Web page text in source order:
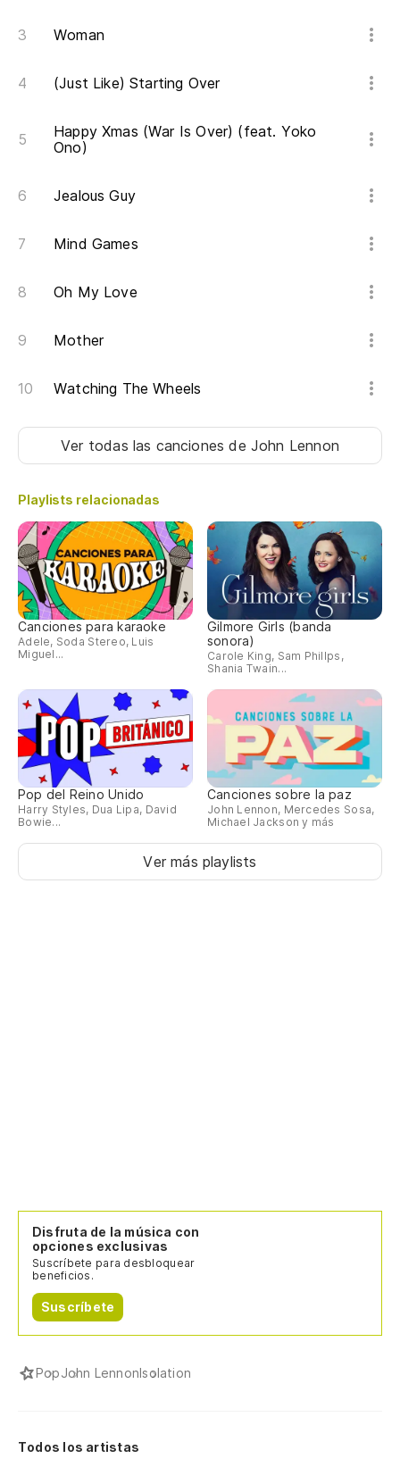
Woman
(Just Like) Starting Over
Happy Xmas (War Is Over) (feat. Yoko
Ono)
Jealous Guy
Mind Games
Oh My Love
Mother
Watching The Wheels
Ver todas las cancionesde John Lennon
Playlists relacionadas
Canciones para karaoke
Adele, Soda Stereo, Luis
Miguel...
Gilmore Girls (banda
sonora)
Carole King, Sam Phillps,
Shania Twain...
Pop del Reino Unido
Harry Styles, Dua Lipa, David
Bowie...
Canciones sobre la paz
John Lennon, Mercedes Sosa,
Michael Jackson y más
Ver más playlists
Disfruta de la música con
opciones exclusivas
Suscríbete para desbloquear
beneficios.
Suscríbete
PopJohn LennonIsolation
Todos los artistas